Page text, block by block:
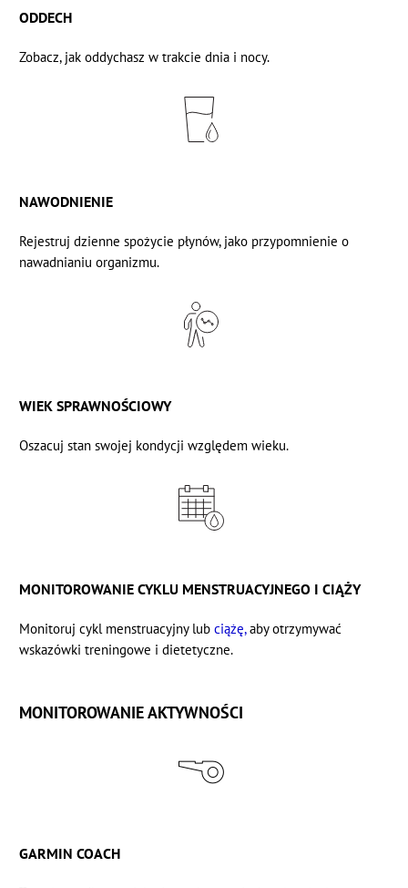
ODDECH
Zobacz, jak oddychasz w trakcie dnia i nocy.
NAWODNIENIE
Rejestruj dzienne spożycie płynów, jako przypomnienie o
nawadnianiu organizmu.
WIEK SPRAWNOŚCIOWY
Oszacuj stan swojej kondycji względem wieku.
MONITOROWANIE CYKLU MENSTRUACYJNEGO I CIĄŻY
Monitoruj cykl menstruacyjny lub ciążę, aby otrzymywać
wskazówki treningowe i dietetyczne.
MONITOROWANIE AKTYWNOŚCI
GARMIN COACH